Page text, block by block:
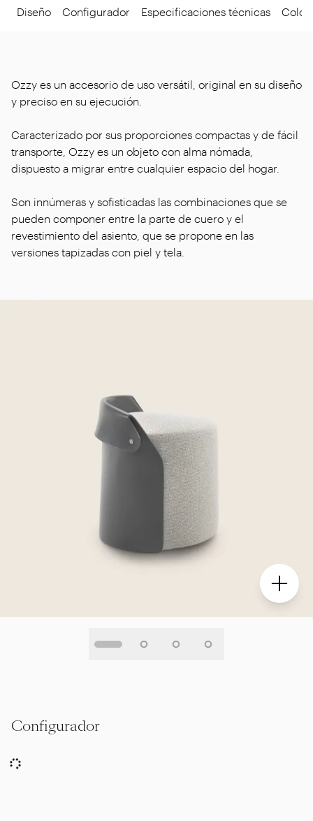
Diseño Configurador Especificaciones técnicas
Ozzy es un accesorio de uso versátil, original en su diseño
y preciso en su ejecución.
Caracterizado por sus proporciones compactas y de fácil
transporte, Ozzy es un objeto con alma nómada,
dispuesto a migrar entre cualquier espacio del hogar.
Son innúmeras y sofisticadas las combinaciones que se
pueden componer entre la parte de cuero y el
revestimiento del asiento, que se propone en las
versiones tapizadas con piel y tela.
Configurador